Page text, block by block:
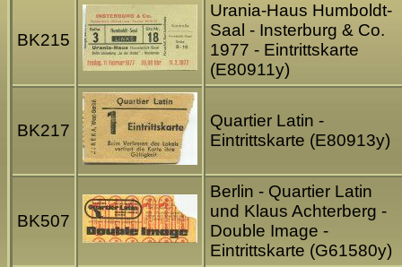
BK215
Urania-Haus Humboldt-
Saal - Insterburg & Co.
1977 - Eintrittskarte
(E80911y)
BK217
Quartier Latin -
Eintrittskarte (E80913y)
BK507
Berlin - Quartier Latin
und Klaus Achterberg -
Double Image -
Eintrittskarte (G61580y)